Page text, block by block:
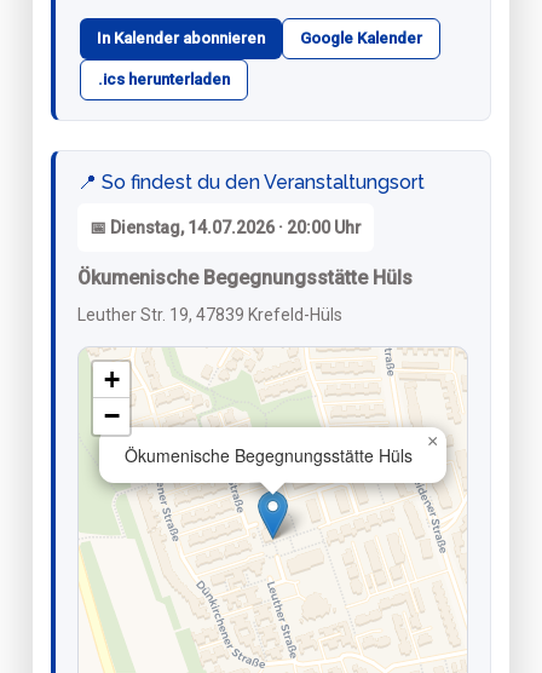
In Kalender abonnieren Google Kalender
.ics herunterladen
📍 So findest du den Veranstaltungsort
📅 Dienstag, 14.07.2026 · 20:00 Uhr
Ökumenische Begegnungsstätte Hüls
Leuther Str. 19, 47839 Krefeld-Hüls
Ökumenische Begegnungsstätte Hüls
×
+
−